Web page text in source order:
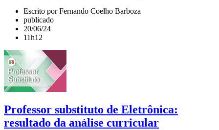
Escrito por Fernando Coelho Barboza
publicado
20/06/24
11h12
Professor substituto de Eletrônica:
resultado da análise curricular